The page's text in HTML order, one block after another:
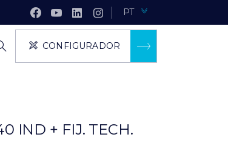
PT
CONFIGURADOR
IND + FIJ. TECH.